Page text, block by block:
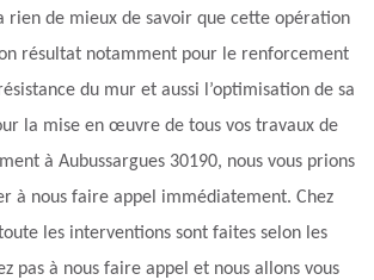
rien de mieux de savoir que cette opération
résultat notamment pour le renforcement
du mur et aussi l’optimisation de sa
la mise en œuvre de tous vos travaux de
à Aubussargues 30190, nous vous prions
à nous faire appel immédiatement. Chez
les interventions sont faites selon les
pas à nous faire appel et nous allons vous